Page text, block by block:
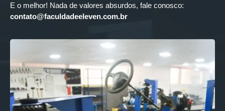
E o melhor! Nada de valores absurdos, fale conosco:
contato@faculdadeeleven.com.br